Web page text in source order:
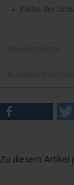
Farbe der
Zu diesem Artikel